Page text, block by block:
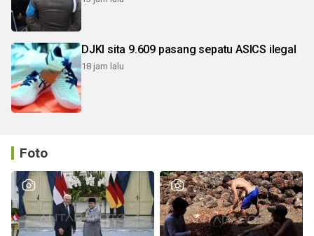
DJKI sita 9.609 pasang sepatu ASICS ilegal
18 jam lalu
Foto